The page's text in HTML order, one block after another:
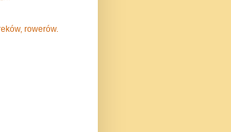
rowerów.